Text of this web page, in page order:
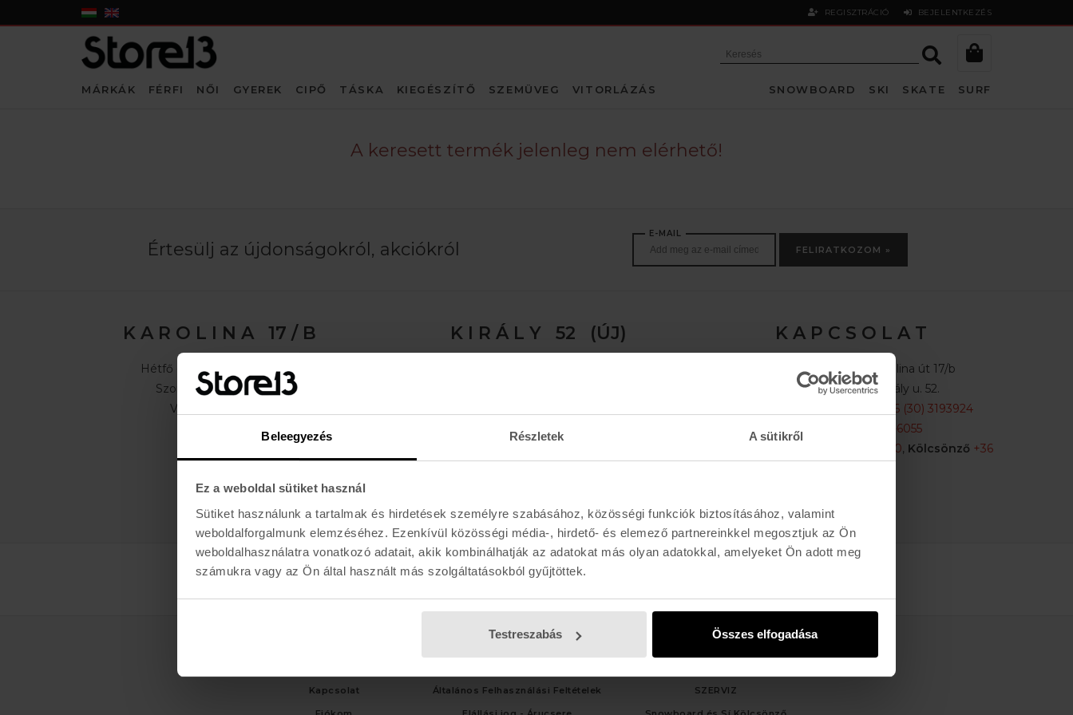
Beleegyezés Részletek A sütikről
Ez a weboldal sütiket használ
Sütiket használunk a tartalmak és hirdetések személyre szabásához, közösségi funkciók biztosításához, valamint
weboldalforgalmunk elemzéséhez. Ezenkívül közösségi média-, hirdető- és elemező partnereinkkel megosztjuk az Ön
weboldalhasználatra vonatkozó adatait, akik kombinálhatják az adatokat más olyan adatokkal, amelyeket Ön adott meg
számukra vagy az Ön által használt más szolgáltatásokból gyűjtöttek.
Testreszabás Összes elfogadása
REGISZTRÁCIÓ BEJELENTKEZÉS
MÁRKÁK FÉRFI NŐI GYEREK CIPŐ TÁSKA KIEGÉSZÍTŐ SZEMÜVEG VITORLÁZÁS SNOWBOARD SKI SKATE SURF
A keresett termék jelenleg nem elérhető!
Értesülj az újdonságokról, akciókról
E-MAIL
FELIRATKOZOM »
K A R O L I N A 17 / B
Hétfő - Péntek: 11:00 - 19:00
Szombat: 10:00 - 19:00
Vasárnap: ZÁRVA
K I R Á L Y 52 (ÚJ) K A P C S O L A T
1113 Budapest, Karolina út 17/b
1061 Budapest Király u. 52.
+36 (30) 3193924
Király:
+36 (20) 954-6055
+36 (30) 478-1540, Kölcsönző +36
Kapcsolat
TÁJÉKOZTATÓK
Általános Felhasználási Feltételek
SZOLGÁLTATÁS
SZERVIZ